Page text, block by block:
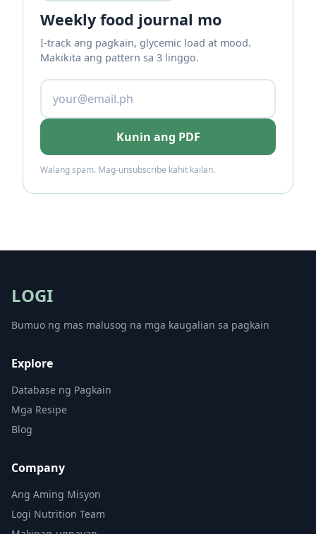
Weekly food journal mo
I-track ang pagkain, glycemic load at mood.
Makikita ang pattern sa 3 linggo.
Kunin ang PDF
Walang spam. Mag-unsubscribe kahit kailan.
LOGI
Bumuo ng mas malusog na mga kaugalian sa pagkain
Explore
Database ng Pagkain
Mga Resipe
Blog
Company
Ang Aming Misyon
Logi Nutrition Team